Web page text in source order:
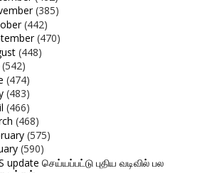
(385)
(442)
(470)
(448)
(542)
(474)
(483)
(466)
(468)
(575)
(590)
update செய்யப்பட்டு புதிய வடிவில் பல